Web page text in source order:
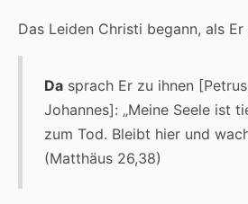
Das Leiden Christi begann, als
Da sprach Er zu ihnen
Johannes]: „Meine Seele ist
zum Tod. Bleibt hier und
(Matthäus 26,38)